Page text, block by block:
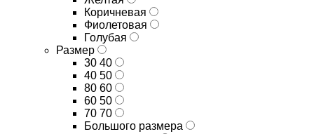
Коричневая
Фиолетовая
Голубая
Размер
30 40
40 50
80 60
60 50
70 70
Большого размера